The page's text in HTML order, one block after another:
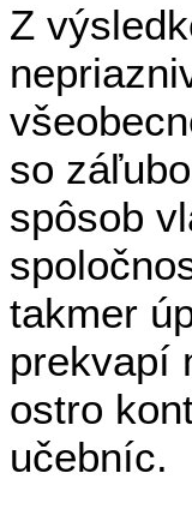
Z
so
spôsob
takmer
prekvapí
ostro
učebníc.